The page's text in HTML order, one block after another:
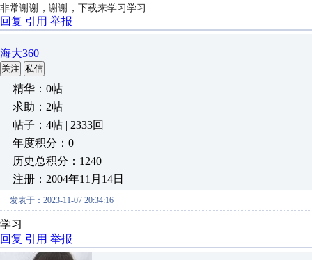
非常谢谢，谢谢，下载来学习学习
回复 引用 举报
海大360
关注 私信
精华：0帖
求助：2帖
帖子：4帖 | 2333回
年度积分：0
历史总积分：1240
注册：2004年11月14日
发表于：2023-11-07 20:34:16
学习
回复 引用 举报